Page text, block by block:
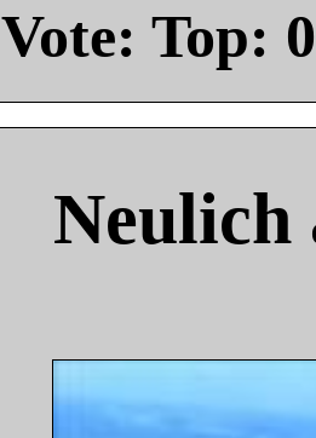
Vote: Top: 0
Neulich